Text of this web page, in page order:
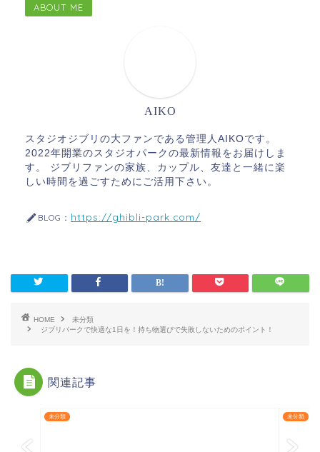
ABOUT ME
AIKO
スタジオジブリの大ファンである管理人AIKOです。
2022年開業のスタジオパークの最新情報をお届けしま
す。 ジブリファンの家族、カップル、友達と一緒に楽
しい時間を過ごすためにご活用下さい。
BLOG： https://ghibli-park.com/
HOME
未分類
ジブリパークで快適な1日を！持ち物選びで失敗しないためのポイント！
関連記事
未分類 未分類